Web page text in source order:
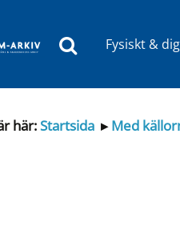
Fysiskt &
här:Startsida ▸Med